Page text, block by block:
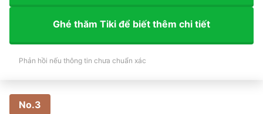
Ghé thăm Tiki để biết thêm chi tiết
Phản hồi nếu thông tin chưa chuẩn xác
No.3